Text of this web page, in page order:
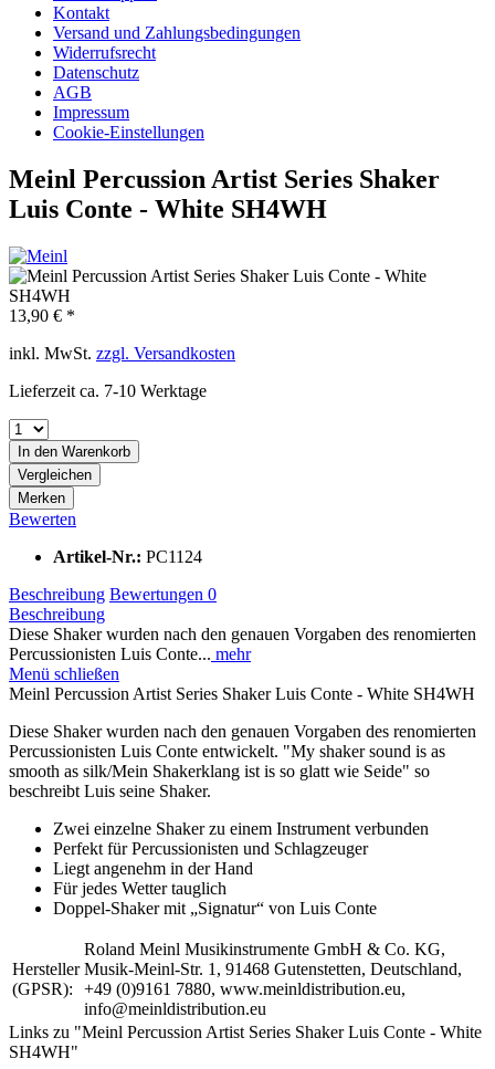
Kontakt
Versand und Zahlungsbedingungen
Widerrufsrecht
Datenschutz
AGB
Impressum
Cookie-Einstellungen
Meinl Percussion Artist Series Shaker
Luis Conte - White SH4WH
13,90 € *
inkl. MwSt. zzgl. Versandkosten
Lieferzeit ca. 7-10 Werktage
In den Warenkorb
Vergleichen
Merken
Bewerten
Artikel-Nr.: PC1124
Beschreibung Bewertungen 0
Beschreibung
Diese Shaker wurden nach den genauen Vorgaben des renomierten
Percussionisten Luis Conte... mehr
Menü schließen
Meinl Percussion Artist Series Shaker Luis Conte - White SH4WH
Diese Shaker wurden nach den genauen Vorgaben des renomierten
Percussionisten Luis Conte entwickelt. "My shaker sound is as
smooth as silk/Mein Shakerklang ist is so glatt wie Seide" so
beschreibt Luis seine Shaker.
Zwei einzelne Shaker zu einem Instrument verbunden
Perfekt für Percussionisten und Schlagzeuger
Liegt angenehm in der Hand
Für jedes Wetter tauglich
Doppel-Shaker mit „Signatur“ von Luis Conte
Hersteller
(GPSR):
Roland Meinl Musikinstrumente GmbH & Co. KG,
Musik-Meinl-Str. 1, 91468 Gutenstetten, Deutschland,
+49 (0)9161 7880, www.meinldistribution.eu,
info@meinldistribution.eu
Links zu "Meinl Percussion Artist Series Shaker Luis Conte - White
SH4WH"